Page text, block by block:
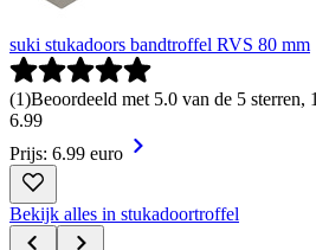
suki stukadoors bandtroffel RVS 80 mm
(1)Beoordeeld met 5.0 van de 5 sterren,
6.99
Prijs: 6.99 euro
Bekijk alles in stukadoortroffel